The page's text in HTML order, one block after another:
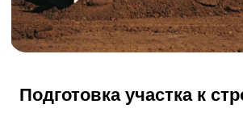
Наша компания предлагает